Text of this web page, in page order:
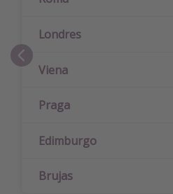
Londres
Viena
Praga
Edimburgo
Brujas